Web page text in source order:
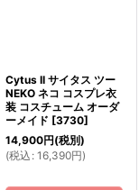
Cytus II サイタス ツー
NEKO ネコ コスプレ衣
装 コスチューム オーダ
ーメイド [3730]
14,900円(税別)
(税込 : 16,390円)